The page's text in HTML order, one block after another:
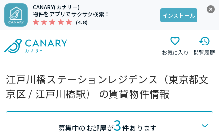
CANARY(カナリー)
物件をアプリでサクサク検索！
(4.8)
インストール
お気に入り 閲覧履歴
江戸川橋ステーションレジデンス（東京都文
京区 / 江戸川橋駅） の賃貸物件情報
募集中のお部屋が3件あります